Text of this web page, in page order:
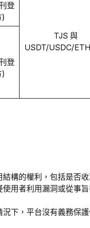
登
)
TJS 與
USDT/USDC/
登
)
構的權利，包括是否
用者利用漏洞或從事
下，平台沒有義務保